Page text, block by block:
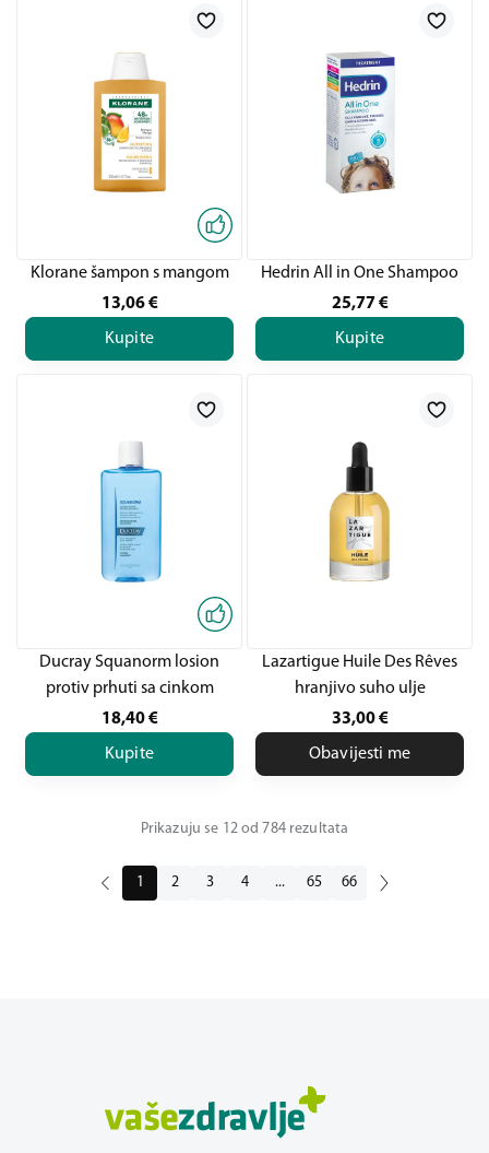
Klorane šampon s mangom
13,06 €
Kupite
Hedrin All in One Shampoo
25,77 €
Kupite
Ducray Squanorm losion
protiv prhuti sa cinkom
18,40 €
Kupite
Lazartigue Huile Des Rêves
hranjivo suho ulje
33,00 €
Obavijesti me
Prikazuju se 12 od 784 rezultata
1 2 3 4 ... 65 66